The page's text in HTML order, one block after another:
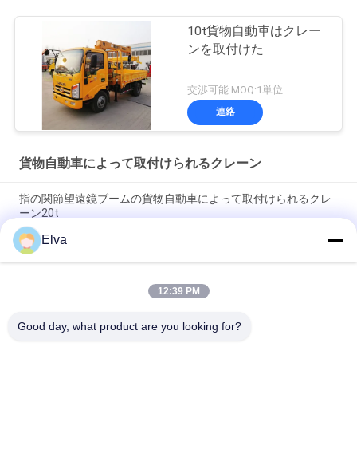
10t貨物自動車はクレー
ンを取付けた
交渉可能 MOQ:1単位
連絡
貨物自動車によって取付けられるクレーン
指の関節望遠鏡ブームの貨物自動車によって取付けられるクレ
ーン20t
頑丈なトラックによって取付けられるクレーン10t小さい標準的
な容量望遠鏡ブーム
20t指の関節および望遠鏡ブームの貨物自動車はクレーンを取付
Elva
12:39 PM
Good day, what product are you looking for?